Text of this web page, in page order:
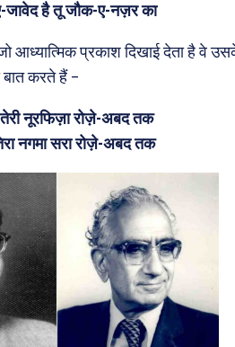
जावेद है तू जौक-ए-नज़र का
आध्यात्मिक प्रकाश दिखाई देता है वे
करते हैं –
तेरी नूरफिज़ा रोज़े-अबद तक
नगमा सरा रोज़े-अबद तक